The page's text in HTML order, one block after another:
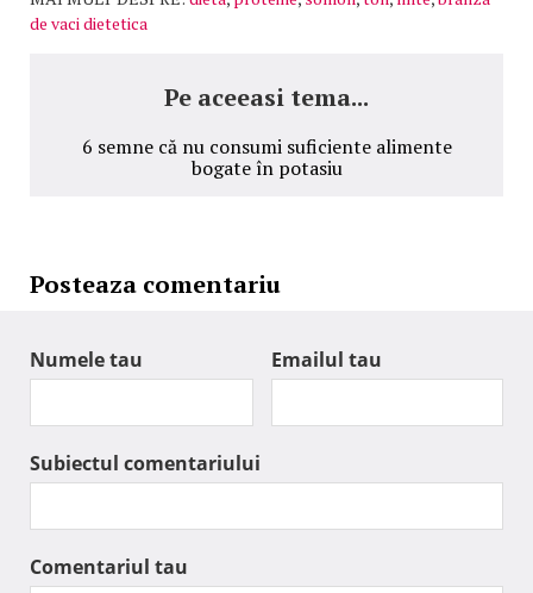
de vaci dietetica
Pe aceeasi tema...
6 semne că nu consumi suficiente alimente
bogate în potasiu
Posteaza comentariu
Numele tau Emailul tau
Subiectul comentariului
Comentariul tau